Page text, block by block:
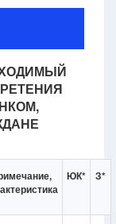
ЮК* З*